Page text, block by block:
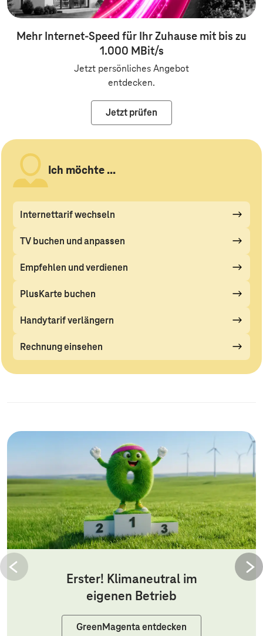
Mehr Internet-Speed für Ihr Zuhause mit bis zu
1.000 MBit/s
Jetzt persönliches Angebot
entdecken.
Jetzt prüfen
Ich möchte ...
Internettarif wechseln
TV buchen und anpassen
Empfehlen und verdienen
PlusKarte buchen
Handytarif verlängern
Rechnung einsehen
Erster! Klimaneutral im
eigenen Betrieb
GreenMagenta entdecken